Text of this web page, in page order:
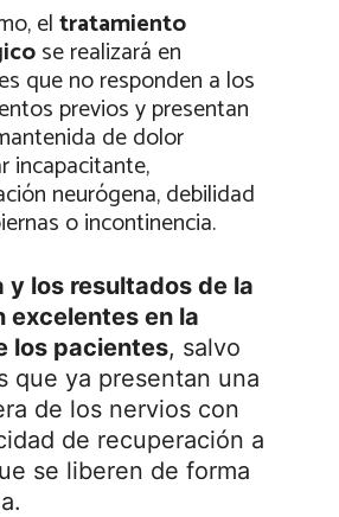
eltratamiento
se realizará en
que no responden a los
previos y presentan
de dolor
incapacitante,
neurógena, debilidad
o incontinencia.
y los resultados de la
excelentes en la
los pacientes, salvo
que ya presentan una
de los nervios con
de recuperación a
se liberen de forma